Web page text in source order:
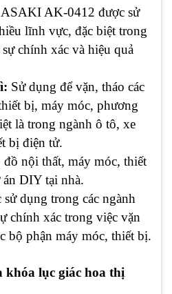
AK-0412 được sử
lĩnh vực, đặc biệt trong
chính xác và hiệu quả
Sử dụng để vặn, tháo các
bị, máy móc, phương
là trong ngành ô tô, xe
bị điện tử.
đồ nội thất, máy móc, thiết
DIY tại nhà.
dụng trong các ngành
chính xác trong việc vặn
bộ phận máy móc, thiết bị.
khóa lục giác hoa thị